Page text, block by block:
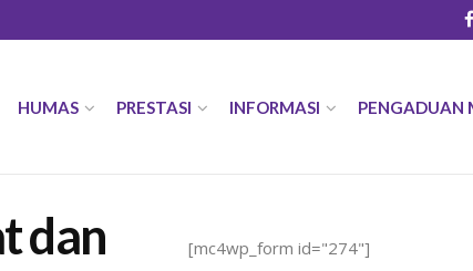
HUMAS PRESTASI INFORMASI PENGADUAN
dan
[mc4wp_form id="274"]